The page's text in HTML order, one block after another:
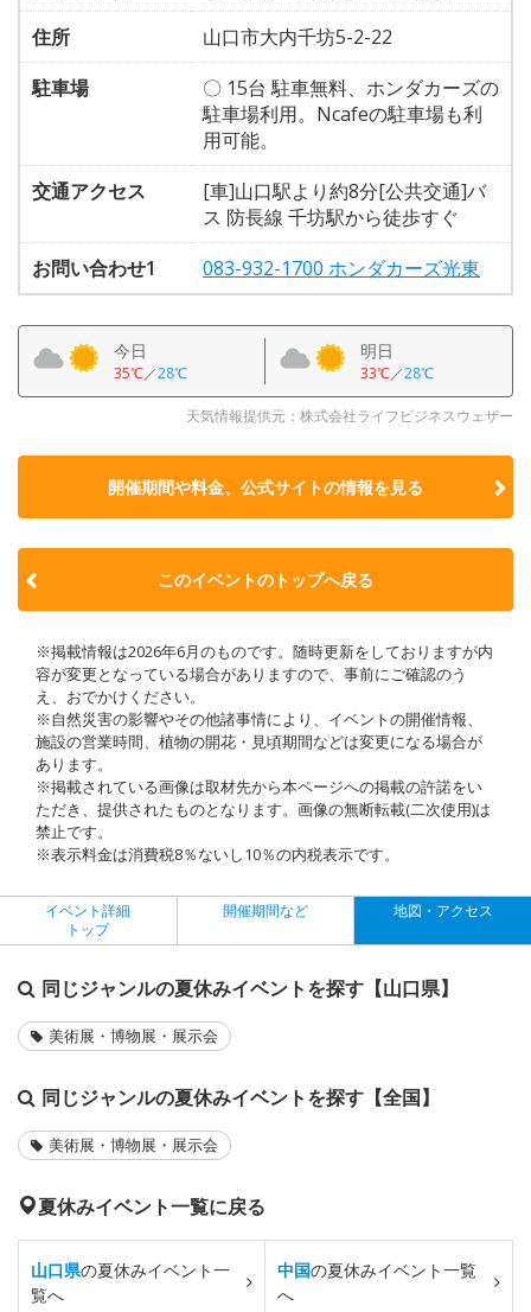
住所
山口市大内千坊5-2-22
駐車場
〇 15台 駐車無料、ホンダカーズの
駐車場利用。Ncafeの駐車場も利
用可能。
交通アクセス
[車]山口駅より約8分[公共交通]バ
ス 防長線 千坊駅から徒歩すぐ
お問い合わせ1
083-932-1700 ホンダカーズ光東
今日
35℃／28℃
明日
33℃／28℃
天気情報提供元：株式会社ライフビジネスウェザー
開催期間や料金、公式サイトの情報を見る
このイベントのトップへ戻る
※掲載情報は2026年6月のものです。随時更新をしておりますが内
容が変更となっている場合がありますので、事前にご確認のう
え、おでかけください。
※自然災害の影響やその他諸事情により、イベントの開催情報、
施設の営業時間、植物の開花・見頃期間などは変更になる場合が
あります。
※掲載されている画像は取材先から本ページへの掲載の許諾をい
ただき、提供されたものとなります。画像の無断転載(二次使用)は
禁止です。
※表示料金は消費税8％ないし10％の内税表示です。
イベント詳細
トップ
開催期間など 地図・アクセス
同じジャンルの夏休みイベントを探す【山口県】
美術展・博物展・展示会
同じジャンルの夏休みイベントを探す【全国】
美術展・博物展・展示会
夏休みイベント一覧に戻る
山口県の夏休みイベント一
覧へ
中国の夏休みイベント一覧
へ